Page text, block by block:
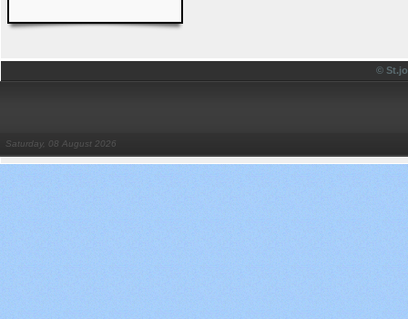
©
Saturday, 08 August 2026